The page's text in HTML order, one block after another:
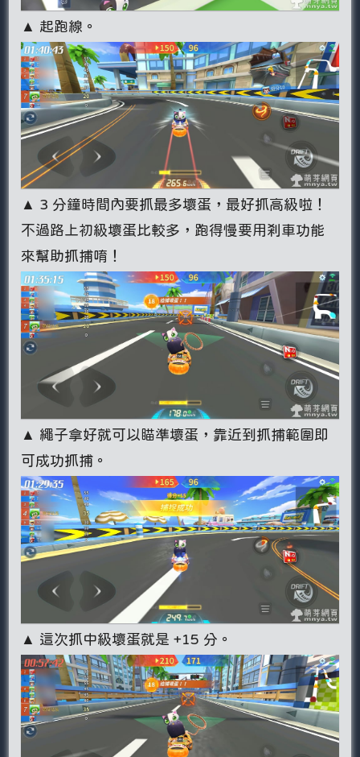
▲ 起跑線。
▲ 3 分鐘時間內要抓最多壞蛋，最好抓高級啦！
不過路上初級壞蛋比較多，跑得慢要用剎車功能
來幫助抓捕唷！
▲ 繩子拿好就可以瞄準壞蛋，靠近到抓捕範圍即
可成功抓捕。
▲ 這次抓中級壞蛋就是 +15 分。